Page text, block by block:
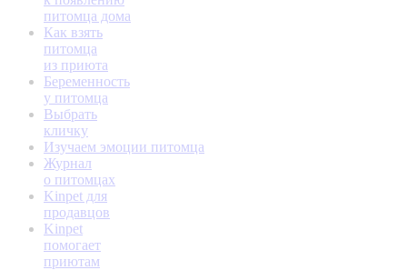
питомца дома
Как взять
питомца
из приюта
Беременность
у питомца
Выбрать
кличку
Изучаем эмоции питомца
Журнал
о питомцах
Kinpet для
продавцов
Kinpet
помогает
приютам